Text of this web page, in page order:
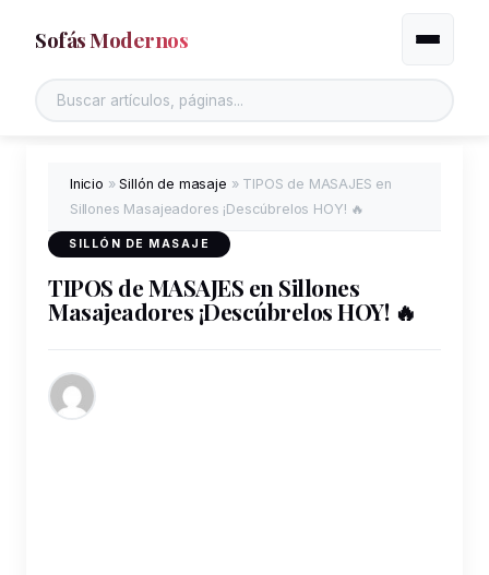
Sofás Modernos
Buscar en el sitio
Alternar
Inicio »Sillón de masaje » TIPOS de MASAJES en
Sillones Masajeadores ¡Descúbrelos HOY! 🔥
SILLÓN DE MASAJE
TIPOS de MASAJES en Sillones
Masajeadores ¡Descúbrelos HOY! 🔥